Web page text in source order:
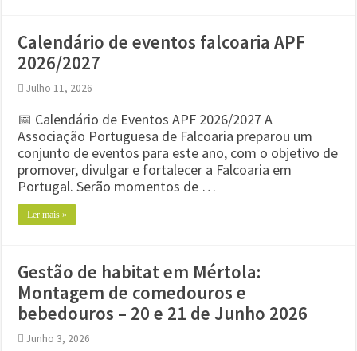
Calendário de eventos falcoaria APF
2026/2027
Julho 11, 2026
📅 Calendário de Eventos APF 2026/2027 A
Associação Portuguesa de Falcoaria preparou um
conjunto de eventos para este ano, com o objetivo de
promover, divulgar e fortalecer a Falcoaria em
Portugal. Serão momentos de …
Ler mais »
Gestão de habitat em Mértola:
Montagem de comedouros e
bebedouros – 20 e 21 de Junho 2026
Junho 3, 2026